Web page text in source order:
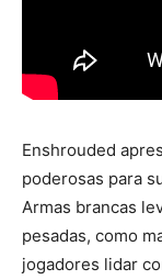
Enshrouded
poderosas para
Armas brancas
pesadas, como
jogadores lidar